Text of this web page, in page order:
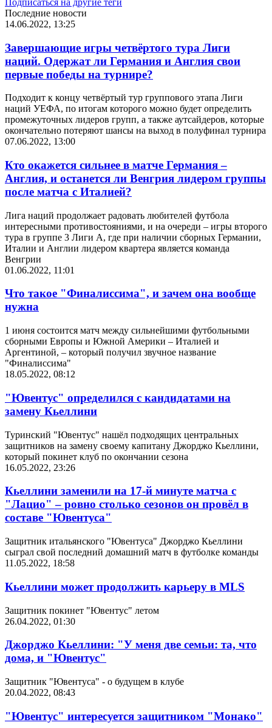
Последние новости
14.06.2022, 13:25
Завершающие игры четвёртого тура Лиги
наций. Одержат ли Германия и Англия свои
первые победы на турнире?
Подходит к концу четвёртый тур группового этапа Лиги
наций УЕФА, по итогам которого можно будет определить
промежуточных лидеров групп, а также аутсайдеров, которые
окончательно потеряют шансы на выход в полуфинал турнира
07.06.2022, 13:00
Кто окажется сильнее в матче Германия –
Англия, и останется ли Венгрия лидером группы
после матча с Италией?
Лига наций продолжает радовать любителей футбола
интересными противостояниями, и на очереди – игры второго
тура в группе 3 Лиги А, где при наличии сборных Германии,
Италии и Англии лидером квартера является команда
Венгрии
01.06.2022, 11:01
Что такое "Финалиссима", и зачем она вообще
нужна
1 июня состоится матч между сильнейшими футбольными
сборными Европы и Южной Америки – Италией и
Аргентиной, – который получил звучное название
"Финалиссима"
18.05.2022, 08:12
"Ювентус" определился с кандидатами на
замену Кьеллини
Туринский "Ювентус" нашёл подходящих центральных
защитников на замену своему капитану Джорджо Кьеллини,
который покинет клуб по окончании сезона
16.05.2022, 23:26
Кьеллини заменили на 17-й минуте матча с
"Лацио" – ровно столько сезонов он провёл в
составе "Ювентуса"
Защитник итальянского "Ювентуса" Джорджо Кьеллини
сыграл свой последний домашний матч в футболке команды
11.05.2022, 18:58
Кьеллини может продолжить карьеру в MLS
Защитник покинет "Ювентус" летом
26.04.2022, 01:30
Джорджо Кьеллини: "У меня две семьи: та, что
дома, и "Ювентус"
Защитник "Ювентуса" - о будущем в клубе
20.04.2022, 08:43
"Ювентус" интересуется защитником "Монако"